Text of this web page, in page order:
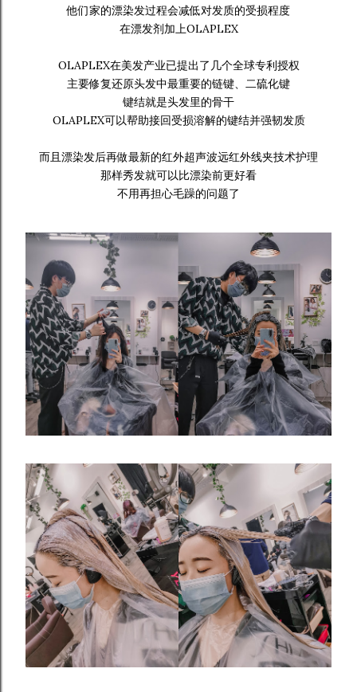
他们家的漂染发过程会减低对发质的受损程度
在漂发剂加上OLAPLEX
OLAPLEX在美发产业已提出了几个全球专利授权
主要修复还原头发中最重要的链键、二硫化键
键结就是头发里的骨干
OLAPLEX可以帮助接回受损溶解的键结并强韧发质
而且漂染发后再做最新的红外超声波远红外线夹技术护理
那样秀发就可以比漂染前更好看
不用再担心毛躁的问题了